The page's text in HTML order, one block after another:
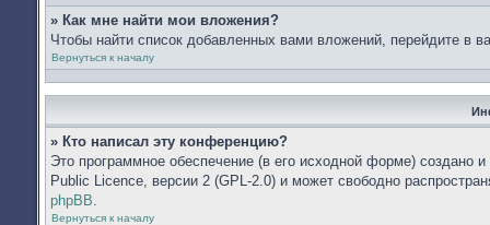
» Как мне найти мои вложения?
Чтобы найти список добавленных вами вложений, перейдите в
Вернуться к началу
» Кто написал эту конференцию?
Это программное обеспечение (в его исходной форме) создано
Public Licence, версии 2 (GPL-2.0) и может свободно
phpBB.
Вернуться к началу